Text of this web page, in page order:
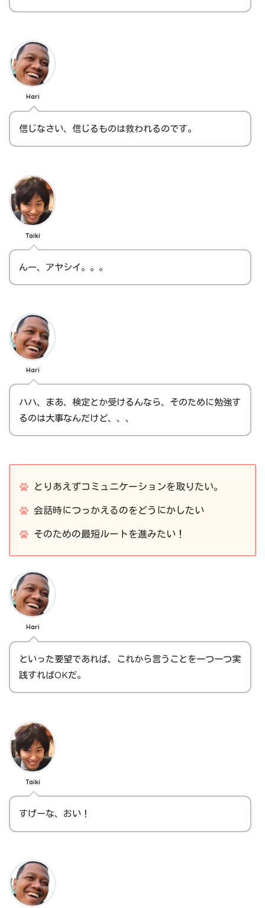
Hari
信じなさい、信じるものは救われるのです。
Taiki
んー、アヤシイ。。。
Hari
ハハ、まあ、検定とか受けるんなら、そのために勉強す
るのは大事なんだけど、、、
とりあえずコミュニケーションを取りたい。
会話時につっかえるのをどうにかしたい
そのための最短ルートを進みたい！
Hari
といった要望であれば、これから言うことを一つ一つ実
践すればOKだ。
Taiki
すげーな、おい！